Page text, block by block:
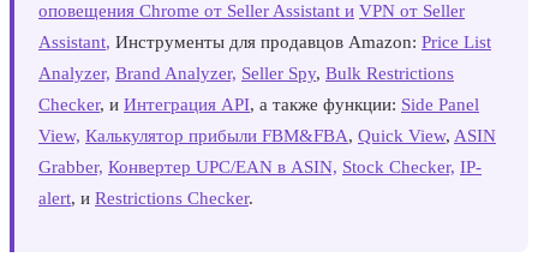
оповещения Chrome от Seller Assistant и VPN от Seller
Assistant, Инструменты для продавцов Amazon: Price List
Analyzer, Brand Analyzer, Seller Spy, Bulk Restrictions
Checker, и Интеграция API, а также функции: Side Panel
View, Калькулятор прибыли FBM&FBA, Quick View, ASIN
Grabber, Конвертер UPC/EAN в ASIN, Stock Checker, IP-
alert, и Restrictions Checker.